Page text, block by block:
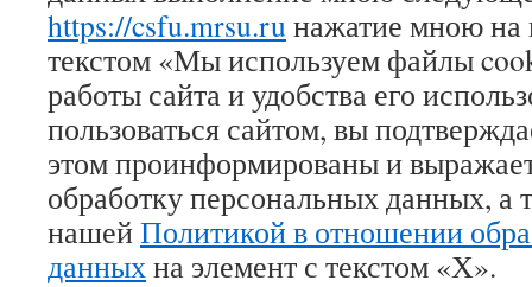
https://csfu.mrsu.ru нажатие мною на
текстом «Мы используем файлы
работы сайта и удобства его
пользоваться сайтом, вы
этом проинформированы и
обработку персональных данных, а
нашейПолитикой в отношении
данныхна элемент с текстом «Х».